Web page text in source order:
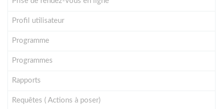
Profil utilisateur
Programme
Programmes
Rapports
Requêtes ( Actions à poser)